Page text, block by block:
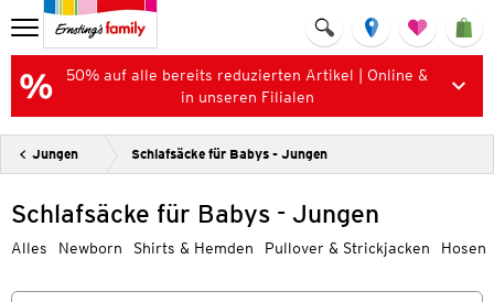
50% auf alle bereits reduzierten Artikel | Online &
in unseren Filialen
Jungen Schlafsäcke für Babys - Jungen
Schlafsäcke für Babys - Jungen
Alles Newborn Shirts & Hemden Pullover & Strickjacken Hosen